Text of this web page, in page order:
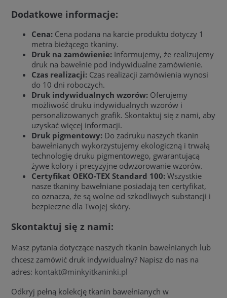
Dodatkowe informacje:
Cena: Cena podana na karcie produktu dotyczy 1
metra bieżącego tkaniny.
Druk na zamówienie: Informujemy, że realizujemy
druk na bawełnie pod indywidualne zamówienie.
Czas realizacji: Czas realizacji zamówienia wynosi
do 10 dni roboczych.
Druk indywidualnych wzorów: Oferujemy
możliwość druku indywidualnych wzorów i
personalizowanych grafik. Skontaktuj się z nami, aby
uzyskać więcej informacji.
Druk pigmentowy: Do zadruku naszych tkanin
bawełnianych wykorzystujemy ekologiczną i trwałą
technologię druku pigmentowego, gwarantującą
żywe kolory i precyzyjne odwzorowanie wzorów.
Certyfikat OEKO-TEX Standard 100: Wszystkie
nasze tkaniny bawełniane posiadają ten certyfikat,
co oznacza, że są wolne od szkodliwych substancji i
bezpieczne dla Twojej skóry.
Skontaktuj się z nami:
Masz pytania dotyczące naszych tkanin bawełnianych lub
chcesz zamówić druk indywidualny? Napisz do nas na
adres: kontakt@minkyitkaninki.pl
Odkryj pełną kolekcję tkanin bawełnianych w